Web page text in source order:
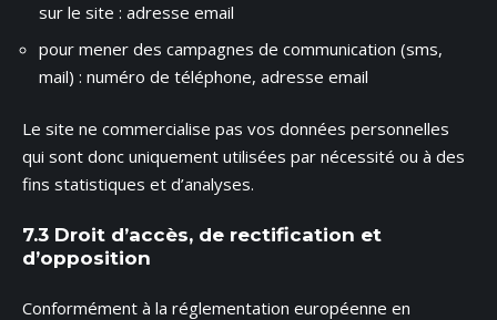
sur le site : adresse email
pour mener des campagnes de communication (sms,
mail) : numéro de téléphone, adresse email
Le site ne commercialise pas vos données personnelles
qui sont donc uniquement utilisées par nécessité ou à des
fins statistiques et d’analyses.
7.3 Droit d’accès, de rectification et
d’opposition
Conformément à la réglementation européenne en